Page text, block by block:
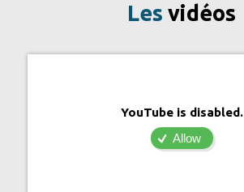
Les vidéos
YouTube is disabled.
Allow